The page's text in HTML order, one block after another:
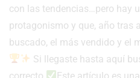
con las tendencias…pero hay
protagonismo y que, año tras
buscado, el más vendido y el
Si llegaste hasta aquí
correcto
Este artículo es una